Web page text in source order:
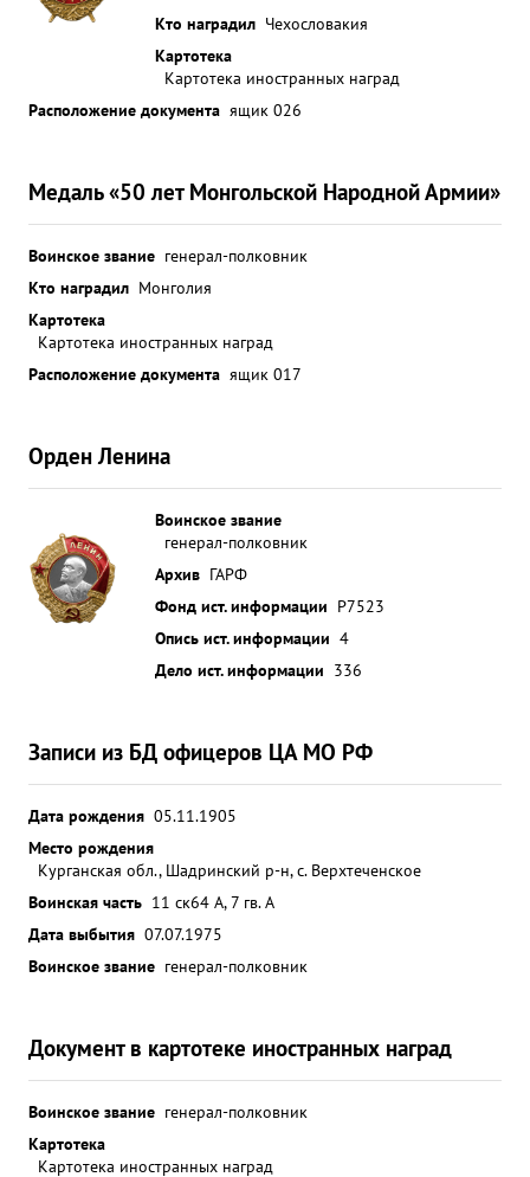
Кто наградил Чехословакия
Картотека
Картотека иностранных наград
Расположение документа ящик 026
Медаль «50 лет Монгольской Народной Армии»
Воинское звание генерал-полковник
Кто наградил Монголия
Картотека
Картотека иностранных наград
Расположение документа ящик 017
Орден Ленина
Воинское звание
генерал-полковник
Архив ГАРФ
Фонд ист. информации Р7523
Опись ист. информации 4
Дело ист. информации 336
Записи из БД офицеров ЦА МО РФ
Дата рождения 05.11.1905
Место рождения
Курганская обл., Шадринский р-н, с. Верхтеченское
Воинская часть 11 ск64 А, 7 гв. А
Дата выбытия 07.07.1975
Воинское звание генерал-полковник
Документ в картотеке иностранных наград
Воинское звание генерал-полковник
Картотека
Картотека иностранных наград